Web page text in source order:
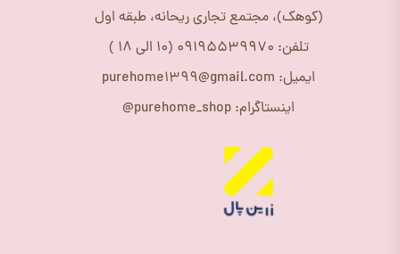
(کوهک)، مجتمع تجاری ریحانه، طبقه اول
تلفن: 09195539970 (10 الی 18 )
ایمیل: purehome1399@gmail.com
اینستاگرام: purehome_shop@